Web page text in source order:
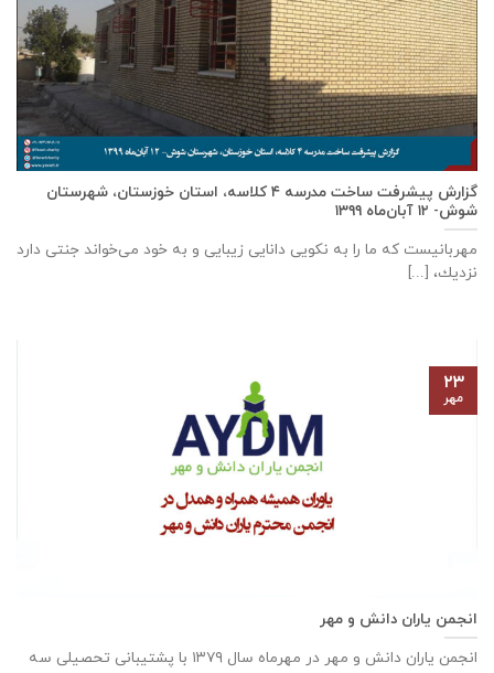
گزارش پیشرفت ساخت مدرسه ٤ كلاسه، استان خوزستان، شهرستان
شوش- ۱۲ آبان‌ماه ۱۳۹۹
مهربانيست كه ما را به نكويی دانايی زيبايی و به خود می‌خواند جنتی دارد
نزديك، [...]
انجمن یاران دانش و مهر
انجمن یاران دانش و مهر در مهرماه سال ۱۳۷۹ با پشتیبانی تحصیلی سه
۲۳
مهر